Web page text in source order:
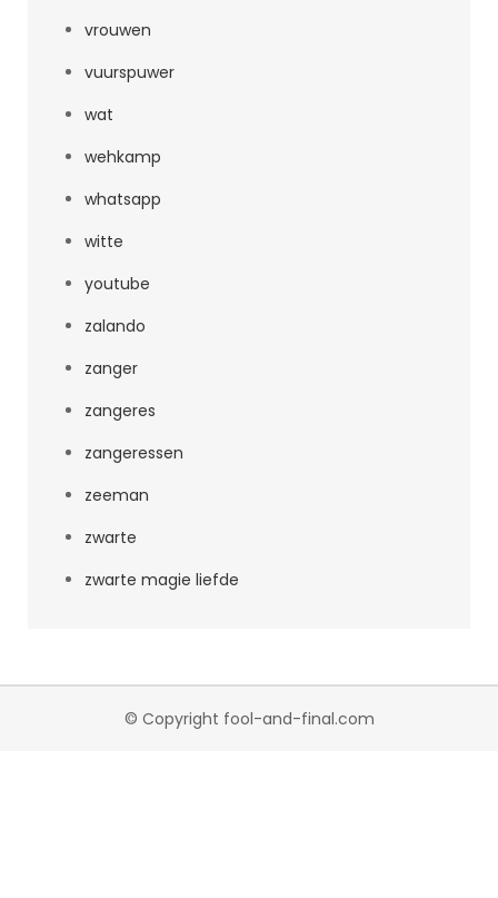
vrouwen
vuurspuwer
wat
wehkamp
whatsapp
witte
youtube
zalando
zanger
zangeres
zangeressen
zeeman
zwarte
zwarte magie liefde
© Copyright fool-and-final.com